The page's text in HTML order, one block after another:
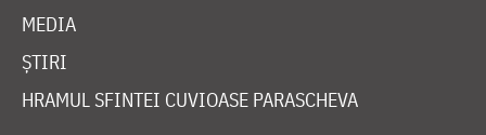
MEDIA
ȘTIRI
HRAMUL SFINTEI CUVIOASE PARASCHEVA